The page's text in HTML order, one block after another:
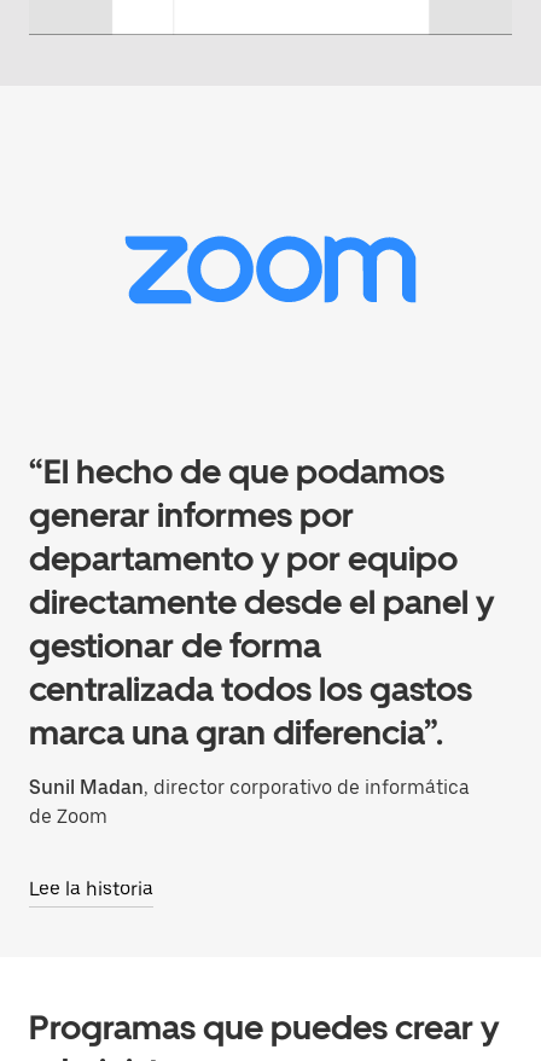
“El hecho de que podamos
generar informes por
departamento y por equipo
directamente desde el panel y
gestionar de forma
centralizada todos los gastos
marca una gran diferencia”.
Sunil Madan, director corporativo de informática
de Zoom
Lee la historia
Programas que puedes crear y